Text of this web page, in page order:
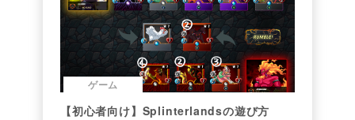
ゲーム
【初心者向け】Splinterlandsの遊び方